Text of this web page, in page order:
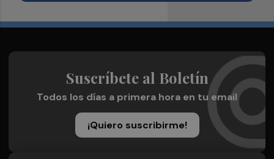
Suscríbete al Boletín
Todos los días a primera hora en tu email
¡Quiero suscribirme!